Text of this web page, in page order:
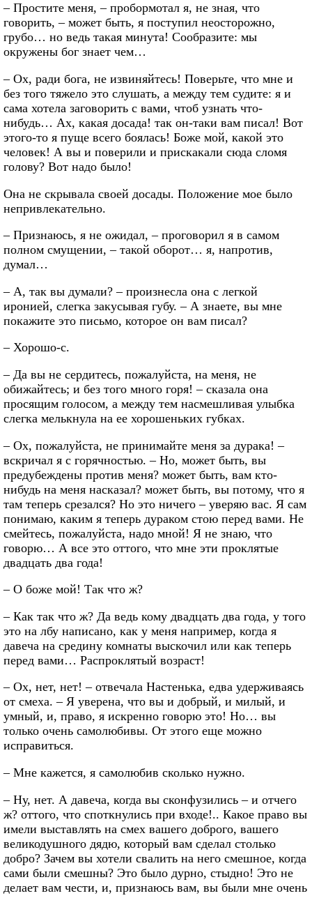
– Простите меня, – пробормотал я, не зная, что
говорить, – может быть, я поступил неосторожно,
грубо… но ведь такая минута! Сообразите: мы
окружены бог знает чем…
– Ох, ради бога, не извиняйтесь! Поверьте, что мне и
без того тяжело это слушать, а между тем судите: я и
сама хотела заговорить с вами, чтоб узнать что-
нибудь… Ах, какая досада! так он-таки вам писал! Вот
этого-то я пуще всего боялась! Боже мой, какой это
человек! А вы и поверили и прискакали сюда сломя
голову? Вот надо было!
Она не скрывала своей досады. Положение мое было
непривлекательно.
– Признаюсь, я не ожидал, – проговорил я в самом
полном смущении, – такой оборот… я, напротив,
думал…
– А, так вы думали? – произнесла она с легкой
иронией, слегка закусывая губу. – А знаете, вы мне
покажите это письмо, которое он вам писал?
– Хорошо-с.
– Да вы не сердитесь, пожалуйста, на меня, не
обижайтесь; и без того много горя! – сказала она
просящим голосом, а между тем насмешливая улыбка
слегка мелькнула на ее хорошеньких губках.
– Ох, пожалуйста, не принимайте меня за дурака! –
вскричал я с горячностью. – Но, может быть, вы
предубеждены против меня? может быть, вам кто-
нибудь на меня насказал? может быть, вы потому, что я
там теперь срезался? Но это ничего – уверяю вас. Я сам
понимаю, каким я теперь дураком стою перед вами. Не
смейтесь, пожалуйста, надо мной! Я не знаю, что
говорю… А все это оттого, что мне эти проклятые
двадцать два года!
– О боже мой! Так что ж?
– Как так что ж? Да ведь кому двадцать два года, у того
это на лбу написано, как у меня например, когда я
давеча на средину комнаты выскочил или как теперь
перед вами… Распроклятый возраст!
– Ох, нет, нет! – отвечала Настенька, едва удерживаясь
от смеха. – Я уверена, что вы и добрый, и милый, и
умный, и, право, я искренно говорю это! Но… вы
только очень самолюбивы. От этого еще можно
исправиться.
– Мне кажется, я самолюбив сколько нужно.
– Ну, нет. А давеча, когда вы сконфузились – и отчего
ж? оттого, что споткнулись при входе!.. Какое право вы
имели выставлять на смех вашего доброго, вашего
великодушного дядю, который вам сделал столько
добро? Зачем вы хотели свалить на него смешное, когда
сами были смешны? Это было дурно, стыдно! Это не
делает вам чести, и, признаюсь вам, вы были мне очень